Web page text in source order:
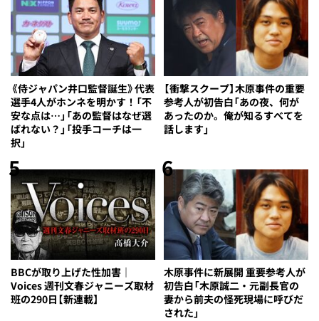
《侍ジャパン井口監督誕生》代表
選手4人がホンネを明かす！「不
安な点は…」「あの監督はなぜ選
ばれない？」「投手コーチは一
択」
【衝撃スクープ】木原事件の重要
参考人が初告白「あの夜、何が
あったのか。俺が知るすべてを
話します」
5
BBCが取り上げた性加害｜
Voices 週刊文春ジャニーズ取材
班の290日【新連載】
6
木原事件に新展開 重要参考人が
初告白「木原誠二・元副長官の
妻から前夫の怪死現場に呼びだ
された」